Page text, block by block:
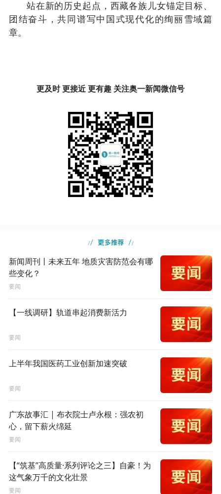
站在新的历史起点，西藏各族儿女锚定目标、
团结奋斗，共同谱写中国式现代化的绚丽雪域篇
章。
更及时 更接近 更有趣 关注奥一新闻微信号
新闻周刊丨未来五年 地质灾害防范会有哪
些变化？
要闻
【一线调研】轨道串起消费新活力
要闻
上半年我国医药工业创新加速突破
要闻
广东故事汇 | 布衣院士卢永根：强农初
心，留下薪火绵延
要闻
【“筑基”高质量·系列评论之三】自豪！为
这气象万千的文化壮景
要闻